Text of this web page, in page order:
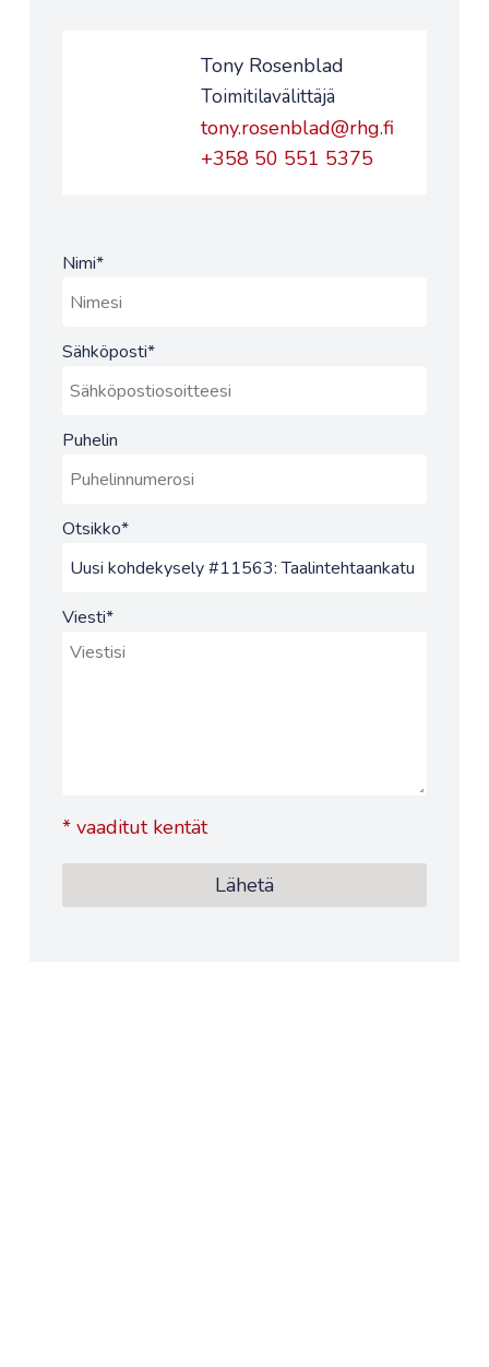
Tony Rosenblad
Toimitilavälittäjä
tony.rosenblad@rhg.fi
+358 50 551 5375
Nimi*
Sähköposti*
Puhelin
Otsikko*
Viesti*
*vaaditut kentät